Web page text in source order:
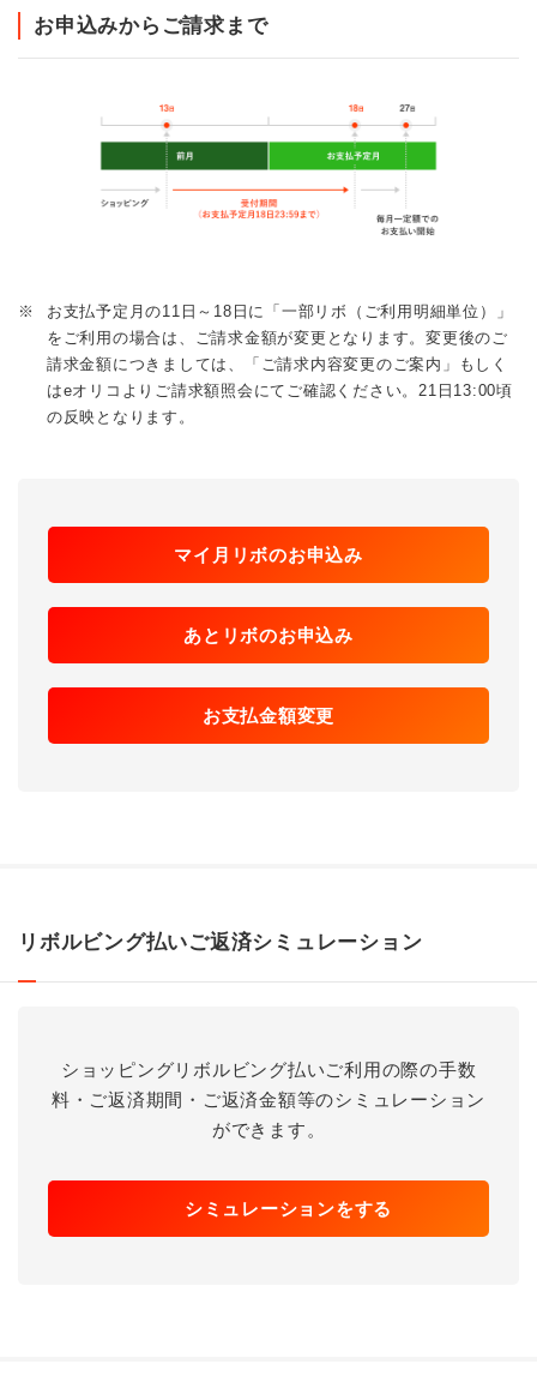
お申込みからご請求まで
※
お支払予定月の11日～18日に「一部リボ（ご利用明細単位）」
をご利用の場合は、ご請求金額が変更となります。変更後のご
請求金額につきましては、「ご請求内容変更のご案内」もしく
はeオリコよりご請求額照会にてご確認ください。21日13:00頃
の反映となります。
マイ月リボのお申込み
あとリボのお申込み
お支払金額変更
リボルビング払いご返済シミュレーション
ショッピングリボルビング払いご利用の際の手数
料・ご返済期間・ご返済金額等のシミュレーション
ができます。
シミュレーションをする